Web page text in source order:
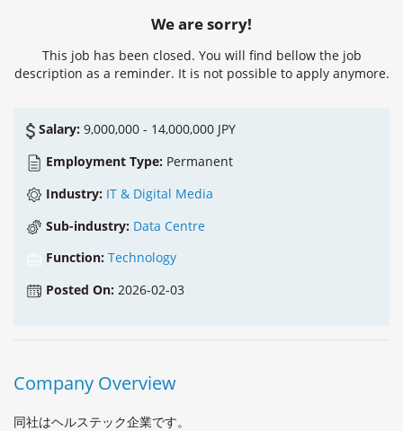
We are sorry!
This job has been closed. You will find bellow the job
description as a reminder. It is not possible to apply anymore.
Salary:9,000,000 - 14,000,000 JPY
Employment Type: Permanent
Industry: IT & Digital Media
Sub-industry: Data Centre
Function:Technology
Posted On:2026-02-03
Company Overview
同社はヘルステック企業です。